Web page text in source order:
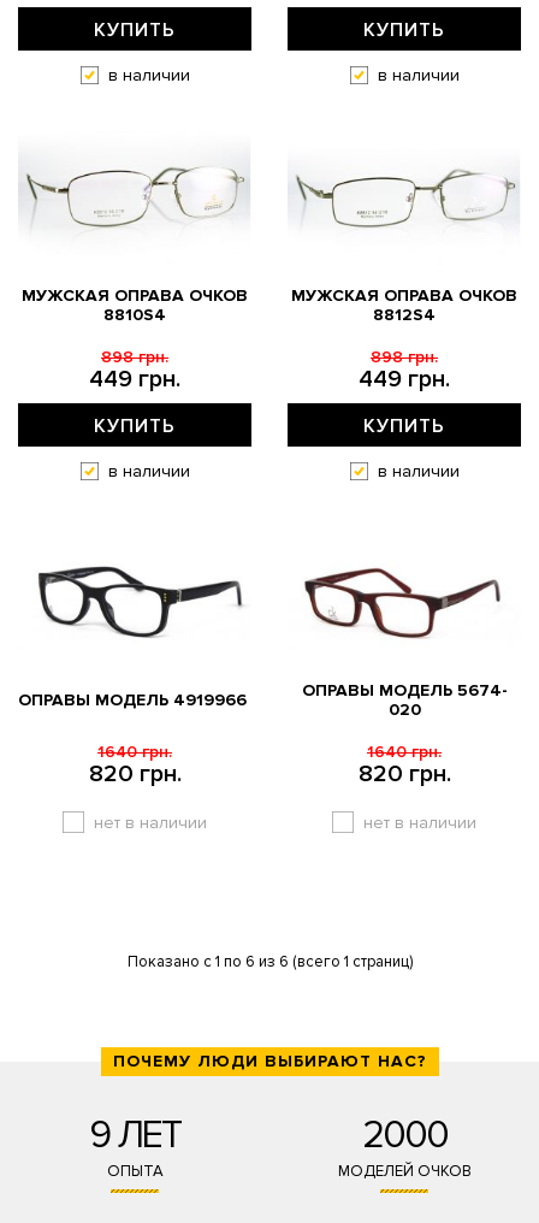
КУПИТЬ
в наличии
КУПИТЬ
в наличии
МУЖСКАЯ ОПРАВА ОЧКОВ
8810S4
449 грн.
898 грн.
КУПИТЬ
в наличии
МУЖСКАЯ ОПРАВА ОЧКОВ
8812S4
449 грн.
898 грн.
КУПИТЬ
в наличии
ОПРАВЫ МОДЕЛЬ 4919966
820 грн.
1640 грн.
нет в наличии
ОПРАВЫ МОДЕЛЬ 5674-
020
820 грн.
1640 грн.
нет в наличии
Показано с 1 по 6 из 6 (всего 1 страниц)
ПОЧЕМУ ЛЮДИ ВЫБИРАЮТ НАС?
9 ЛЕТ
ОПЫТА
2000
МОДЕЛЕЙ ОЧКОВ